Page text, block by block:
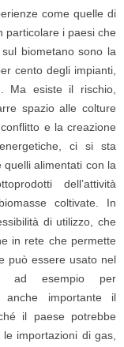
come quelle di
particolare i paesi che
biometano sono la
cento degli impianti,
Ma esiste il rischio,
spazio alle colture
e la creazione
ci si sta
alimentati con la
dell’attività
coltivate. In
di utilizzo, che
in rete che permette
può essere usato nel
ad esempio per
anche importante il
il paese potrebbe
importazioni di gas,